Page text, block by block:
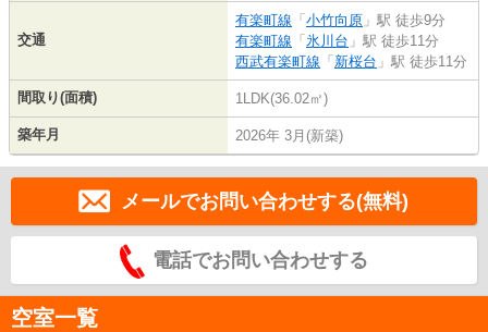
交通
有楽町線 「 小竹向原 」駅 徒歩9分
有楽町線 「 氷川台 」駅 徒歩11分
西武有楽町線 「 新桜台 」駅 徒歩11分
間取り(面積) 1LDK(36.02㎡)
築年月 2026年 3月(新築)
メールでお問い合わせする(無料)
電話でお問い合わせする
空室一覧